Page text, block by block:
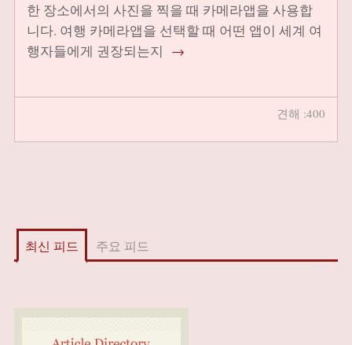
한 장소에서의 사진을 찍을 때 카메라앱을 사용합
니다. 여행 카메라앱을 선택할 때 어떤 앱이 세계 여
행자들에게 권장되는지 →
견해 :400
최신 피드 주요 피드